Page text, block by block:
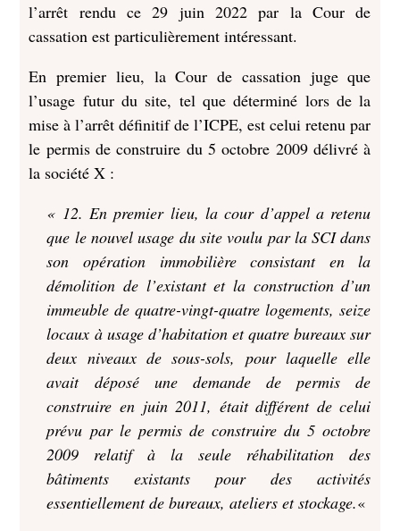
l’arrêt rendu ce 29 juin 2022 par la Cour de
cassation est particulièrement intéressant.
En premier lieu, la Cour de cassation juge que
l’usage futur du site, tel que déterminé lors de la
mise à l’arrêt définitif de l’ICPE, est celui retenu par
le permis de construire du 5 octobre 2009 délivré à
la société X :
« 12. En premier lieu, la cour d’appel a retenu
que le nouvel usage du site voulu par la SCI dans
son opération immobilière consistant en la
démolition de l’existant et la construction d’un
immeuble de quatre-vingt-quatre logements, seize
locaux à usage d’habitation et quatre bureaux sur
deux niveaux de sous-sols, pour laquelle elle
avait déposé une demande de permis de
construire en juin 2011, était différent de celui
prévu par le permis de construire du 5 octobre
2009 relatif à la seule réhabilitation des
bâtiments existants pour des activités
essentiellement de bureaux, ateliers et stockage.«